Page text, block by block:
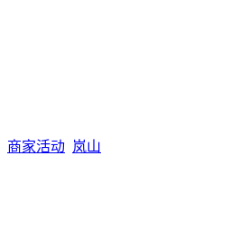
商家活动 岚山